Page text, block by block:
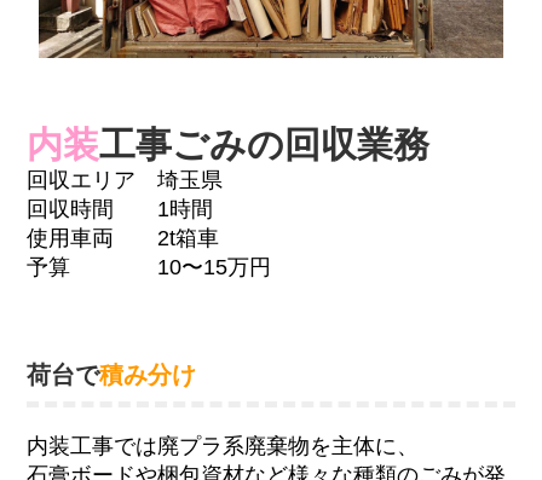
内装工事ごみの回収業務
回収エリア 埼玉県
回収時間 1時間
使用車両 2t箱車
予算 10〜15万円
荷台で積み分け
内装工事では廃プラ系廃棄物を主体に、
石膏ボードや梱包資材など様々な種類のごみが発